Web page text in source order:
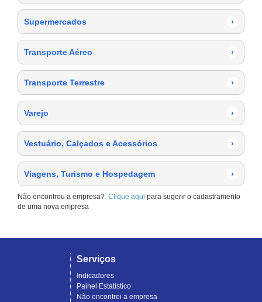
Supermercados ›
Transporte Aéreo ›
Transporte Terrestre ›
Varejo ›
Vestuário, Calçados e Acessórios ›
Viagens, Turismo e Hospedagem ›
Não encontrou a empresa? Clique aqui para sugerir o cadastramento
de uma nova empresa
Serviços
Indicadores
Painel Estatístico
Não encontrei a empresa